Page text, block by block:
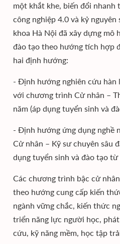
một khắt khe, biến đổi nhanh
công nghiệp 4.0 và kỷ
khoa Hà Nội đã xây dựng mô
đào tạo theo hướng tích hợp
hai định hướng:
- Định hướng nghiên cứu hàn
với chương trình Cử nhân –
năm (áp dụng tuyển sinh và
- Định hướng ứng dụng nghề
Cử nhân – Kỹ sư chuyên sâu
dụng tuyển sinh và đào tạo từ
Các chương trình bậc cử
theo hướng cung cấp kiến
ngành vững chắc, kiến thức
triển năng lực người học,
cứu, kỹ năng mềm, học tập